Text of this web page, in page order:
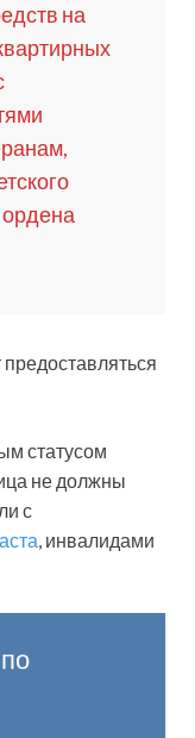
на
предоставляться
статусом
не должны
с
, инвалидами